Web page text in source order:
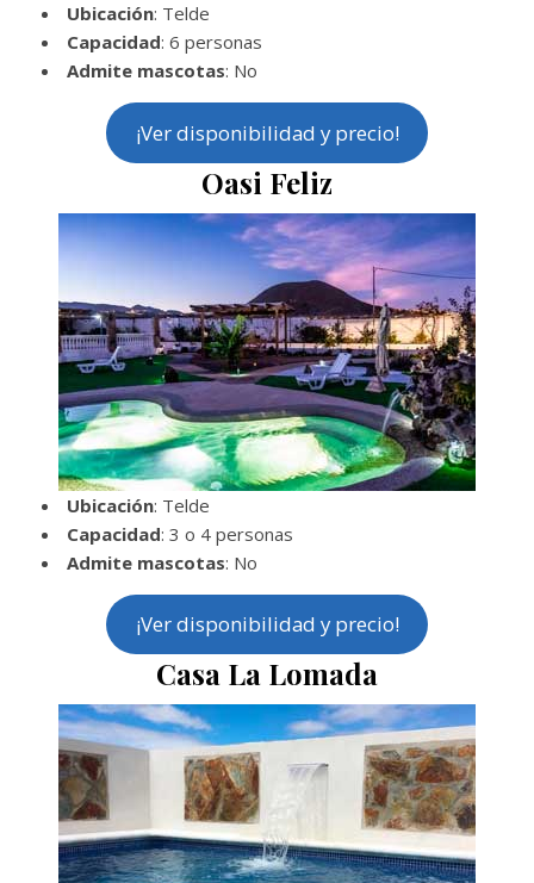
Ubicación: Telde
Capacidad: 6 personas
Admite mascotas: No
¡Ver disponibilidad y precio!
Oasi Feliz
Ubicación: Telde
Capacidad: 3 o 4 personas
Admite mascotas: No
¡Ver disponibilidad y precio!
Casa La Lomada